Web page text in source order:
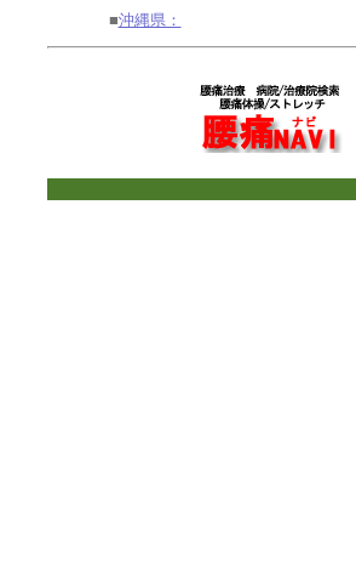
■沖縄県：